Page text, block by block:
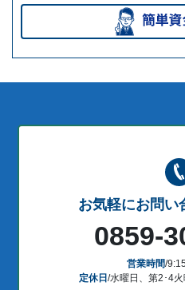
お気軽にお問い
0859-
営業時間/
定休日/水曜日、第2･4